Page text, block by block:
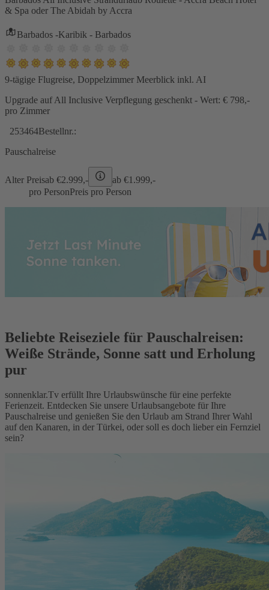
& Spa oder The Abidah by Accra
Barbados -Karibik - Barbados
9-tägige Flugreise, Doppelzimmer Meerblick inkl. AI
Upgrade auf All Inclusive Verpflegung geschenkt - Wert: € 798,-
pro Zimmer
253464Bestellnr.:
Pauschalreise
Alter Preisab €2.999,- ab €1.999,-
pro PersonPreis pro Person
Beliebte Reiseziele für Pauschalreisen:
Weiße Strände, Sonne satt und Erholung
pur
sonnenklar.Tv erfüllt Ihre Urlaubswünsche für eine perfekte
Ferienzeit. Entdecken Sie unsere Urlaubsangebote für Ihre
Pauschalreise und genießen Sie den Urlaub am Strand Ihrer Wahl
auf den Kanaren, in der Türkei, oder soll es doch lieber ein Fernziel
sein?